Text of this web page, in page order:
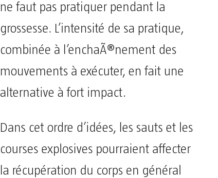
ne faut pas pratiquer pendant la
grossesse. L’intensité de sa pratique,
combinée à l’enchaÃ®nement des
mouvements à exécuter, en fait une
alternative à fort impact.
Dans cet ordre d’idées, les sauts et les
courses explosives pourraient affecter
la récupération du corps en général